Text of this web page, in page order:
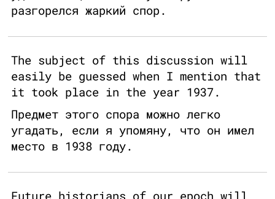
разгорелся жаркий спор.
The subject of this discussion will
easily be guessed when I mention that
it took place in the year 1937.
Предмет этого спора можно легко
угадать, если я упомяну, что он имел
место в 1938 году.
Future historians of our epoch will